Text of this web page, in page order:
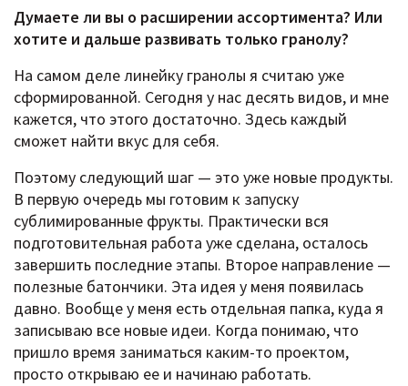
Думаете ли вы о расширении ассортимента? Или
хотите и дальше развивать только гранолу?
На самом деле линейку гранолы я считаю уже
сформированной. Сегодня у нас десять видов, и мне
кажется, что этого достаточно. Здесь каждый
сможет найти вкус для себя.
Поэтому следующий шаг — это уже новые продукты.
В первую очередь мы готовим к запуску
сублимированные фрукты. Практически вся
подготовительная работа уже сделана, осталось
завершить последние этапы. Второе направление —
полезные батончики. Эта идея у меня появилась
давно. Вообще у меня есть отдельная папка, куда я
записываю все новые идеи. Когда понимаю, что
пришло время заниматься каким-то проектом,
просто открываю ее и начинаю работать.